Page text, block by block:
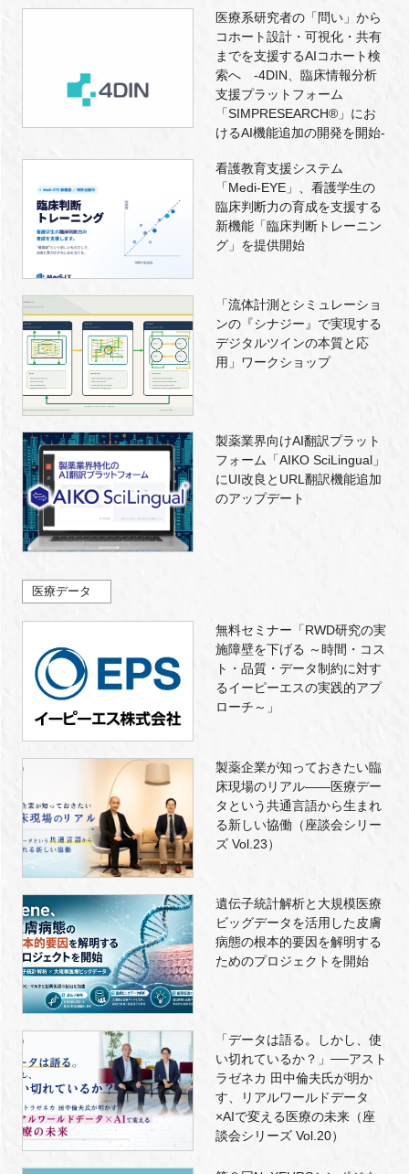
医療系研究者の「問い」から
コホート設計・可視化・共有
までを支援するAIコホート検
索へ -4DIN、臨床情報分析
支援プラットフォーム
「SIMPRESEARCH®」にお
けるAI機能追加の開発を開始-
看護教育支援システム
「Medi-EYE」、看護学生の
臨床判断力の育成を支援する
新機能「臨床判断トレーニン
グ」を提供開始
「流体計測とシミュレーショ
ンの『シナジー』で実現する
デジタルツインの本質と応
用」ワークショップ
製薬業界向けAI翻訳プラット
フォーム「AIKO SciLingual」
にUI改良とURL翻訳機能追加
のアップデート
医療データ
無料セミナー「RWD研究の実
施障壁を下げる ～時間・コス
ト・品質・データ制約に対す
るイーピーエスの実践的アプ
ローチ～」
製薬企業が知っておきたい臨
床現場のリアル――医療デー
タという共通言語から生まれ
る新しい協働（座談会シリー
ズ Vol.23）
遺伝子統計解析と大規模医療
ビッグデータを活用した皮膚
病態の根本的要因を解明する
ためのプロジェクトを開始
「データは語る。しかし、使
い切れているか？」──アスト
ラゼネカ 田中倫夫氏が明か
す、リアルワールドデータ
×AIで変える医療の未来（座
談会シリーズ Vol.20）